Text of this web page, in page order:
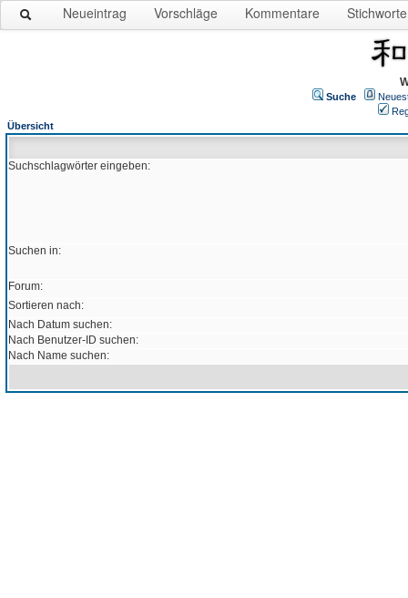
Neueintrag Vorschläge Kommentare Stichworte
Suche
Übersicht
Suchschlagwörter eingeben:
Suchen in:
Forum:
Sortieren nach:
Nach Datum suchen:
Nach Benutzer-ID suchen:
Nach Name suchen: